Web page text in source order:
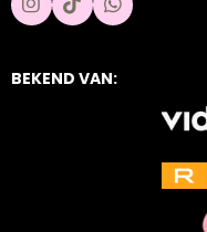
I
n
a
T
i
o
W
h
s
BEKEND VAN: